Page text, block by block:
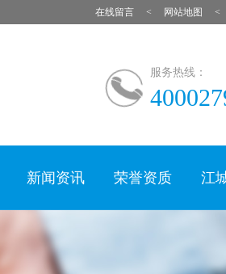
在线留言 网站地图
服务热线：
新闻资讯 荣誉资质 江